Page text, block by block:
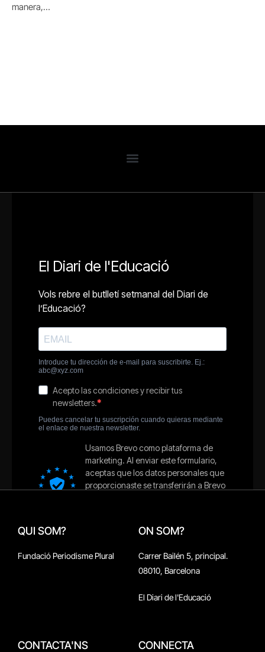
manera,…
QUI SOM?
Fundació Periodisme Plural
ON SOM?
Carrer Bailén 5, principal.
08010, Barcelona
El Diari de l'Educació
CONTACTA'NS CONNECTA